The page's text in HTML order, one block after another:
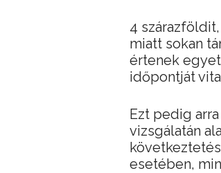
4
miatt sokan
értenek
időpontját
Ezt pedig
vizsgálatán
esetében,